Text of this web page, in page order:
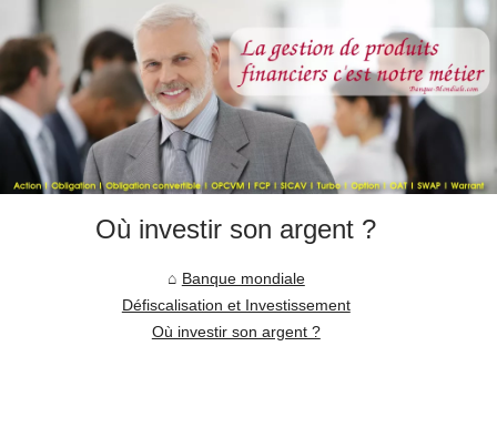
Où investir son argent ?
Banque mondiale
Défiscalisation et Investissement
Où investir son argent ?